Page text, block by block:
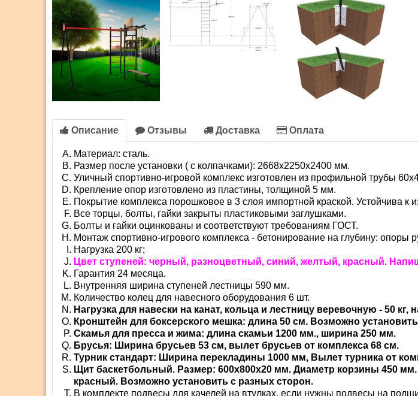
Описание Отзывы Доставка Оплата
Материал: сталь.
Размер после установки ( с колпачками): 2668х2250х2400 мм.
Уличный спортивно-игровой комплекс изготовлен из профильной трубы
Крепление опор изготовлено из пластины, толщиной 5 мм.
Покрытие комплекса порошковое в 3 слоя импортной краской. Устойчива к
Все торцы, болты, гайки закрыты пластиковыми заглушками.
Болты и гайки оцинкованы и соответствуют требованиям ГОСТ.
Монтаж спортивно-игрового комплекса - бетонирование на глубину:
Нагрузка 200 кг;
Цвет ступеней: черный, разноцветный, синий, желтый, красный.
Гарантия 24 месяца.
Внутренняя ширина ступеней лестницы 590 мм.
Количество колец для навесного оборудования 6 шт.
Нагрузка для навески на канат, кольца и лестницу веревочную - 50 кг,
Кронштейн для боксерского мешка: длина 50 см. Возможно
Скамья для пресса и жима: длина скамьи 1200 мм., ширина 250 мм.
Брусья: Ширина брусьев 53 см, вылет брусьев от комплекса 68 см.
Турник стандарт: Ширина перекладины 1000 мм, Вылет турника от
Щит баскетбольный. Размер: 600х800х20 мм. Диаметр корзины 450
красный. Возможно установить с разных сторон.
В комплекте подвесы для качелей на втулках, если нужны подвесы на